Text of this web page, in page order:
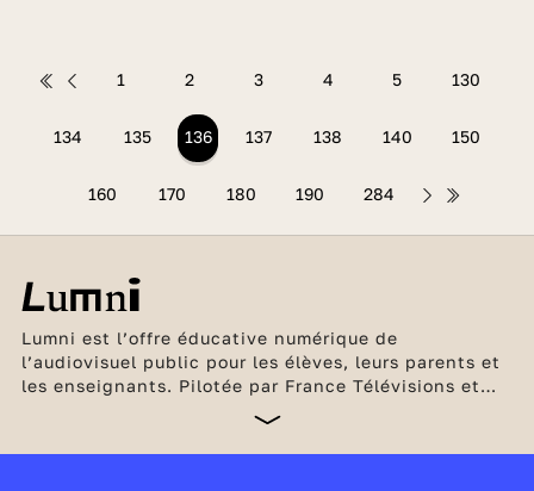
1 2 3 4 5 130
134 135 136 137 138 140 150
160 170 180 190 284
Lumni est l’offre éducative numérique de
l’audiovisuel public pour les élèves, leurs parents et
les enseignants. Pilotée par France Télévisions et
unique, gratuite et sans publicité est soutenue par le